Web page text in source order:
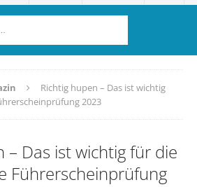
Richtig hupen – Das ist wichtig
2023
– Das ist wichtig für die
Führerscheinprüfung